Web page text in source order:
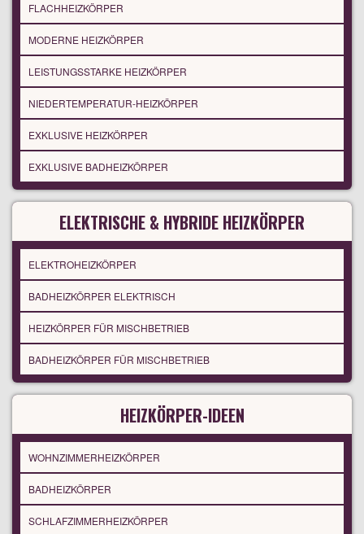
FLACHHEIZKÖRPER
MODERNE HEIZKÖRPER
LEISTUNGSSTARKE HEIZKÖRPER
NIEDERTEMPERATUR-HEIZKÖRPER
EXKLUSIVE HEIZKÖRPER
EXKLUSIVE BADHEIZKÖRPER
ELEKTRISCHE & HYBRIDE HEIZKÖRPER
ELEKTROHEIZKÖRPER
BADHEIZKÖRPER ELEKTRISCH
HEIZKÖRPER FÜR MISCHBETRIEB
BADHEIZKÖRPER FÜR MISCHBETRIEB
HEIZKÖRPER-IDEEN
WOHNZIMMERHEIZKÖRPER
BADHEIZKÖRPER
SCHLAFZIMMERHEIZKÖRPER